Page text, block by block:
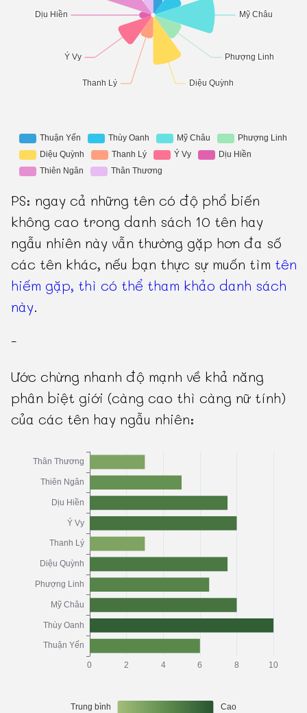
PS: ngay cả những tên có độ phổ biến
không cao trong danh sách 10 tên hay
ngẫu nhiên này vẫn thường gặp hơn đa số
các tên khác, nếu bạn thực sự muốn tìm tên
hiếm gặp, thì có thể tham khảo danh sách
này.
-
Ước chừng nhanh độ mạnh về khả năng
phân biệt giới (càng cao thì càng nữ tính)
của các tên hay ngẫu nhiên: